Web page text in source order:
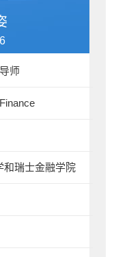
师
和瑞士金融学院